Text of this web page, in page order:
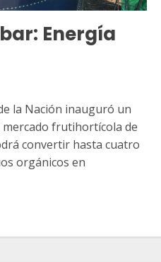
Energía
la Nación inauguró un
frutihortícola de
convertir hasta cuatro
orgánicos en